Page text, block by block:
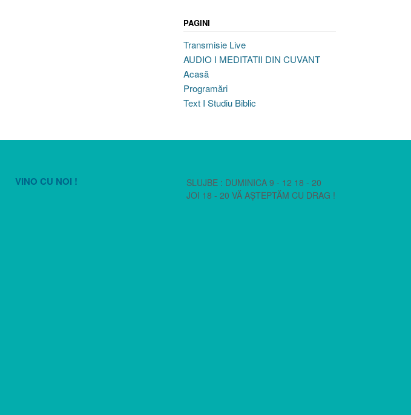
PAGINI
Transmisie Live
AUDIO I MEDITATII DIN CUVANT
Acasă
Programări
Text I Studiu Biblic
VINO CU NOI !
SLUJBE : DUMINICA 9 - 12 18 - 20
JOI 18 - 20 VĂ AȘTEPTĂM CU DRAG !